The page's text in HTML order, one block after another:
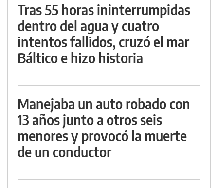
Tras 55 horas ininterrumpidas
dentro del agua y cuatro
intentos fallidos, cruzó el mar
Báltico e hizo historia
Manejaba un auto robado con
13 años junto a otros seis
menores y provocó la muerte
de un conductor